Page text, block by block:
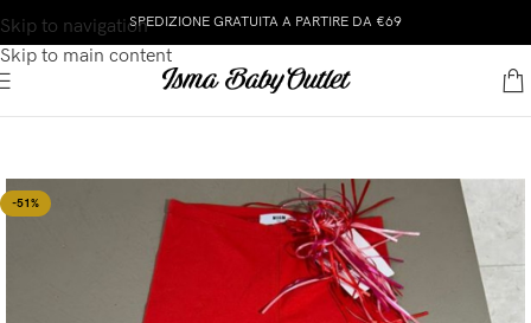
Skip to navigation
Skip to main content
SPEDIZIONE GRATUITA A PARTIRE DA €69
-51%